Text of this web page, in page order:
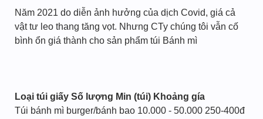
Năm 2021 do diễn ảnh hưởng của dịch Covid, giá cả
vật tư leo thang tăng vọt. Nhưng CTy chúng tôi vẫn cố
bình ổn giá thành cho sản phẩm túi Bánh mì
Loại túi giấy Số lượng Min (túi) Khoảng gía
Túi bánh mì burger/bánh bao 10.000 - 50.000 250-400đ